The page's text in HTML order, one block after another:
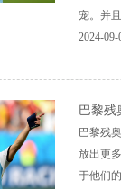
宠。并
2024-09-
巴黎残
巴黎残
放出更
于他们